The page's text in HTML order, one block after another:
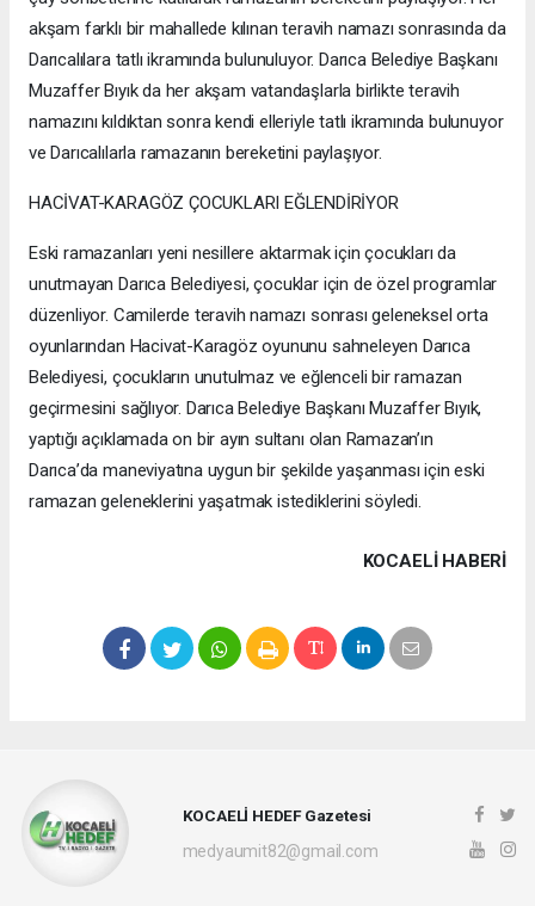
akşam farklı bir mahallede kılınan teravih namazı sonrasında da
Darıcalılara tatlı ikramında bulunuluyor. Darıca Belediye Başkanı
Muzaffer Bıyık da her akşam vatandaşlarla birlikte teravih
namazını kıldıktan sonra kendi elleriyle tatlı ikramında bulunuyor
ve Darıcalılarla ramazanın bereketini paylaşıyor.
HACİVAT-KARAGÖZ ÇOCUKLARI EĞLENDİRİYOR
Eski ramazanları yeni nesillere aktarmak için çocukları da
unutmayan Darıca Belediyesi, çocuklar için de özel programlar
düzenliyor. Camilerde teravih namazı sonrası geleneksel orta
oyunlarından Hacivat-Karagöz oyununu sahneleyen Darıca
Belediyesi, çocukların unutulmaz ve eğlenceli bir ramazan
geçirmesini sağlıyor. Darıca Belediye Başkanı Muzaffer Bıyık,
yaptığı açıklamada on bir ayın sultanı olan Ramazan’ın
Darıca’da maneviyatına uygun bir şekilde yaşanması için eski
ramazan geleneklerini yaşatmak istediklerini söyledi.
KOCAELI HABERİ
KOCAELİ HEDEF Gazetesi
medyaumit82@gmail.com